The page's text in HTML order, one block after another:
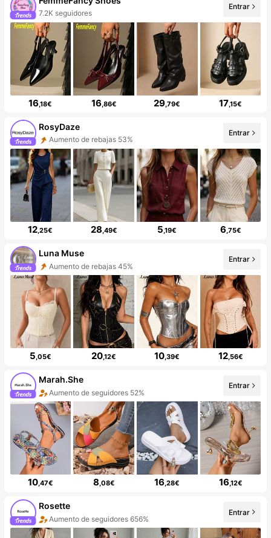
7.2K seguidores
Entrar
16,18€ 16,86€ 29,79€ 17,15€
RosyDaze
Aumento de rebajas 53%
Entrar
12,25€ 28,49€ 5,19€ 6,75€
Luna Muse
Aumento de rebajas 45%
Entrar
5,05€ 20,12€ 10,39€ 12,56€
Marah.She
Aumento de seguidores 52%
Entrar
10,47€ 8,08€ 16,28€ 16,12€
Rosette
Aumento de seguidores 656%
Entrar